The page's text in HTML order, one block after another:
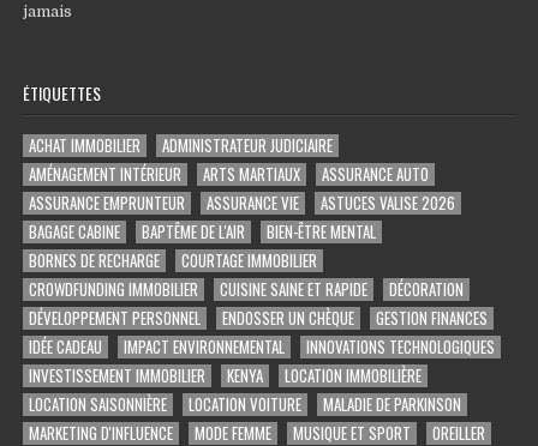
jamais
ÉTIQUETTES
ACHAT IMMOBILIER
ADMINISTRATEUR JUDICIAIRE
AMÉNAGEMENT INTÉRIEUR
ARTS MARTIAUX
ASSURANCE AUTO
ASSURANCE EMPRUNTEUR
ASSURANCE VIE
ASTUCES VALISE 2026
BAGAGE CABINE
BAPTÊME DE L'AIR
BIEN-ÊTRE MENTAL
BORNES DE RECHARGE
COURTAGE IMMOBILIER
CROWDFUNDING IMMOBILIER
CUISINE SAINE ET RAPIDE
DÉCORATION
DÉVELOPPEMENT PERSONNEL
ENDOSSER UN CHÈQUE
GESTION FINANCES
IDÉE CADEAU
IMPACT ENVIRONNEMENTAL
INNOVATIONS TECHNOLOGIQUES
INVESTISSEMENT IMMOBILIER
KENYA
LOCATION IMMOBILIÈRE
LOCATION SAISONNIÈRE
LOCATION VOITURE
MALADIE DE PARKINSON
MARKETING D'INFLUENCE
MODE FEMME MUSIQUE ET SPORT
OREILLER